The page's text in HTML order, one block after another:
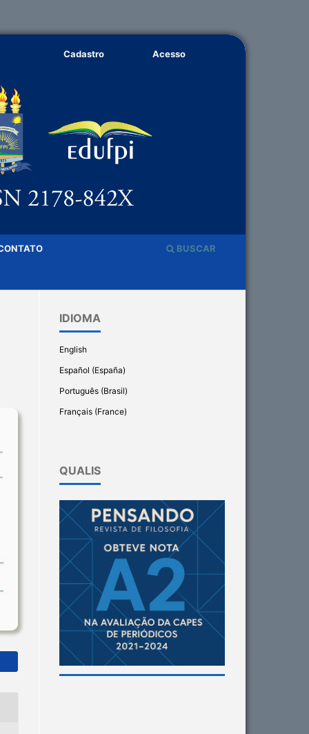
BUSCAR
Cadastro Acesso
IDIOMA
English
Español (España)
Português (Brasil)
Français (France)
QUALIS